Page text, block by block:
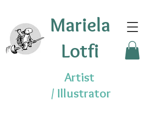
Mariela
Lotfi
Artist
/ Illustrator